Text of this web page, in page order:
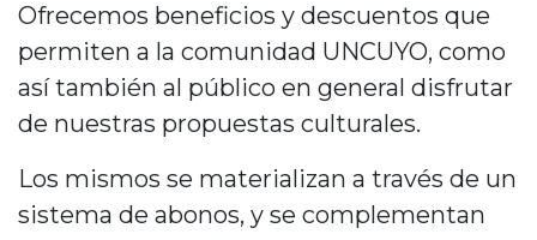
Ofrecemos beneficios y descuentos que
permiten a la comunidad UNCUYO, como
así también al público en general disfrutar
de nuestras propuestas culturales.
Los mismos se materializan a través de un
sistema de abonos, y se complementan